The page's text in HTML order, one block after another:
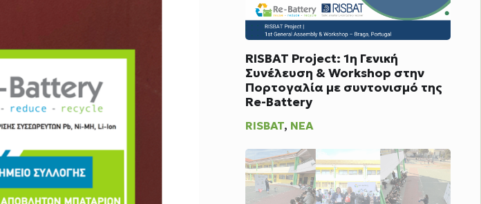
RISBAT Project: 1η Γενική
Συνέλευση & Workshop στην
Πορτογαλία με συντονισμό της
Re-Battery
RISBAT, ΝΈΑ